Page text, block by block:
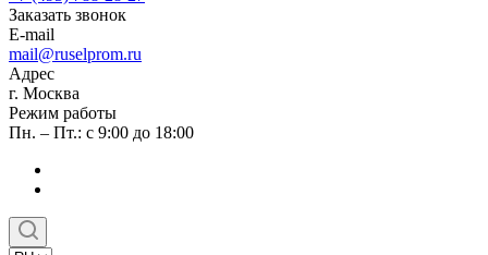
Заказать звонок
E-mail
mail@ruselprom.ru
Адрес
г. Москва
Режим работы
Пн. – Пт.: с 9:00 до 18:00